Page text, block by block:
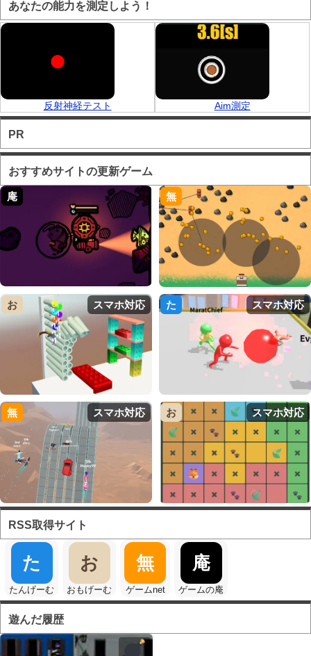
あなたの能力を測定しよう！
反射神経テスト Aim測定
PR
おすすめサイトの更新ゲーム
庵 無
お スマホ対応 た スマホ対応
無 スマホ対応 お スマホ対応
RSS取得サイト
た
たんげーむ
お
おもげーむ
無
ゲームnet
庵
ゲームの庵
遊んだ履歴